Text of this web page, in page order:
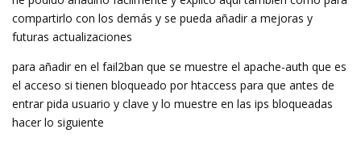
compartirlo con los demás y se pueda añadir a mejoras y
futuras actualizaciones
para añadir en el fail2ban que se muestre el apache-auth que es
el acceso si tienen bloqueado por htaccess para que antes de
entrar pida usuario y clave y lo muestre en las ips bloqueadas
hacer lo siguiente